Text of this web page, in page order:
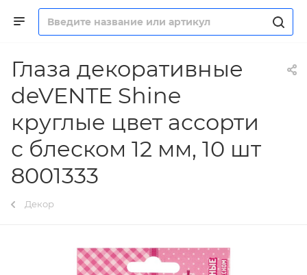
Глаза декоративные
deVENTE Shine
круглые цвет ассорти
с блеском 12 мм, 10 шт
8001333
Декор